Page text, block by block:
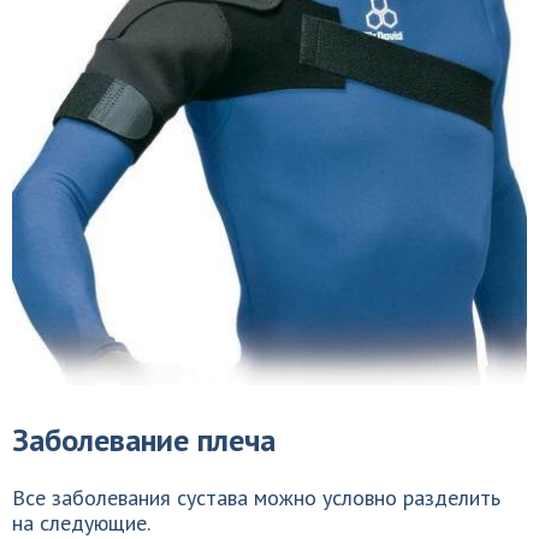
Заболевание плеча
Все заболевания сустава можно условно разделить
на следующие.